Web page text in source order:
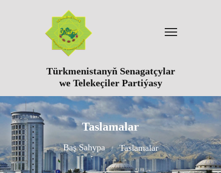
Türkmenistanyň Senagatçylar
we Telekeçiler Partiýasy
Taslamalar
Baş Sahypa Taslamalar